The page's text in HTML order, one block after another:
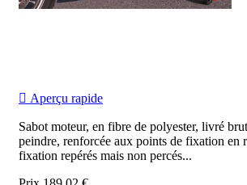
 Aperçu rapide
Sabot moteur, en fibre de polyester, livré
peindre, renforcée aux points de fixation en
fixation repérés mais non percés...